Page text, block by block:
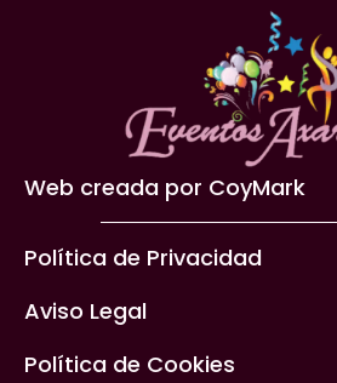
Web creada por CoyMark
Política de Privacidad
Aviso Legal
Política de Cookies